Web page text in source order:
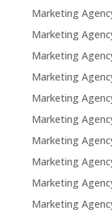
Marketing
Marketing
Marketing
Marketing
Marketing
Marketing
Marketing
Marketing
Marketing
Marketing